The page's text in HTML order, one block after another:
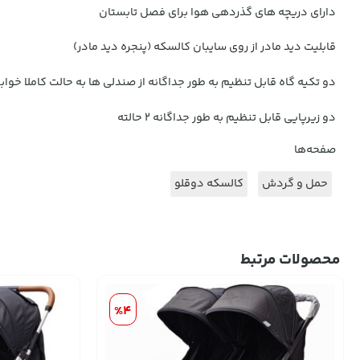
دارای دریچه های گذردهی هوا برای فصل تابستان
قابلیت دید مادر از روی سایبان کالسکه (پنجره دید مادر)
دو تکیه گاه قابل تنظیم به طور جداگانه از صندلی ها به حالت کاملا
دو زیرپایی قابل تنظیم به طور جداگانه 2 حالته
صفحه‌ها
حمل و گردش
کالسکه دوقلو
محصولات مرتبط
%4